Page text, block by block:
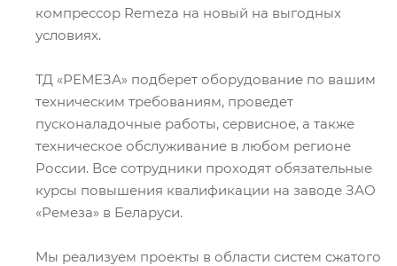
компрессор Remeza на новый на выгодных
условиях.
ТД «РЕМЕЗА» подберет оборудование по вашим
техническим требованиям, проведет
пусконаладочные работы, сервисное, а также
техническое обслуживание в любом регионе
России. Все сотрудники проходят обязательные
курсы повышения квалификации на заводе ЗАО
«Ремеза» в Беларуси.
Мы реализуем проекты в области систем сжатого